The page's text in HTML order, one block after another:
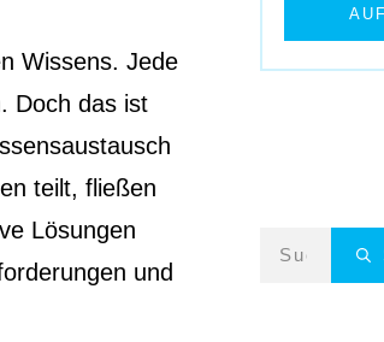
Wissens. Jede
Doch das ist
teilt, fließen
Lösungen
und
AUF